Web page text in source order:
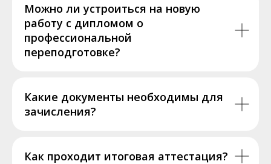
Можно ли устроиться на новую
работу с дипломом о
профессиональной
переподготовке?
Какие документы необходимы для
зачисления?
Как проходит итоговая аттестация?